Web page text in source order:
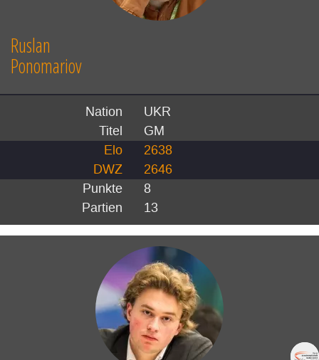
Ruslan
Ponomariov
Nation
UKR
Titel
GM
Elo
2638
DWZ
2646
Punkte
8
Partien
13